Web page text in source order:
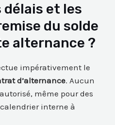
délais et les
du solde
alternance ?
impérativement le
d’alternance. Aucun
même pour des
interne à